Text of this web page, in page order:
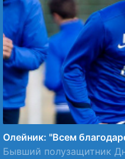
Олейник: "Всем
Бывший полузащитник